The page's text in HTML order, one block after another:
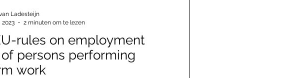
rules on employment
persons performing
work
Ladesteijn
2023
2 minuten om te lezen